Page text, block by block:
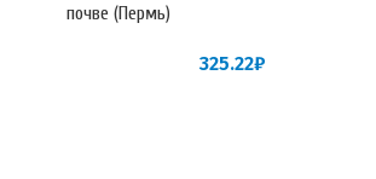
почве (Пермь)
325.22₽